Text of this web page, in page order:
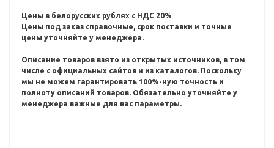
Цены в белорусских рублях с НДС 20%
Цены под заказ справочные, срок поставки и точные
цены уточняйте у менеджера.
Описание товаров взято из открытых источников, в том
числе с официальных сайтов и из каталогов. Поскольку
мы не можем гарантировать 100%-ную точность и
полноту описаний товаров. Обязательно уточняйте у
менеджера важные для вас параметры.